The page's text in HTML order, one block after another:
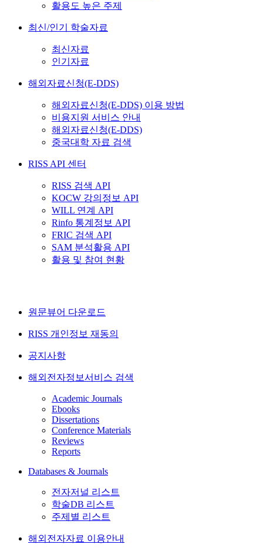
활용도 높은 주제
최신/인기 학술자료
최신자료
인기자료
해외자료신청(E-DDS)
해외자료신청(E-DDS) 이용 방법
비용지원 서비스 안내
해외자료신청(E-DDS)
중국대학 자료 검색
RISS API 센터
RISS 검색 API
KOCW 강의정보 API
WILL 연계 API
Rinfo 통계정보 API
FRIC 검색 API
SAM 분석활용 API
활용 및 참여 현황
원문뷰어 다운로드
RISS 개인정보 재동의
공지사항
해외전자정보서비스 검색
Academic Journals
Ebooks
Dissertations
Conference Materials
Reviews
Reports
Databases & Journals
전자저널 리스트
학술DB 리스트
주제별 리스트
해외전자자료 이용안내